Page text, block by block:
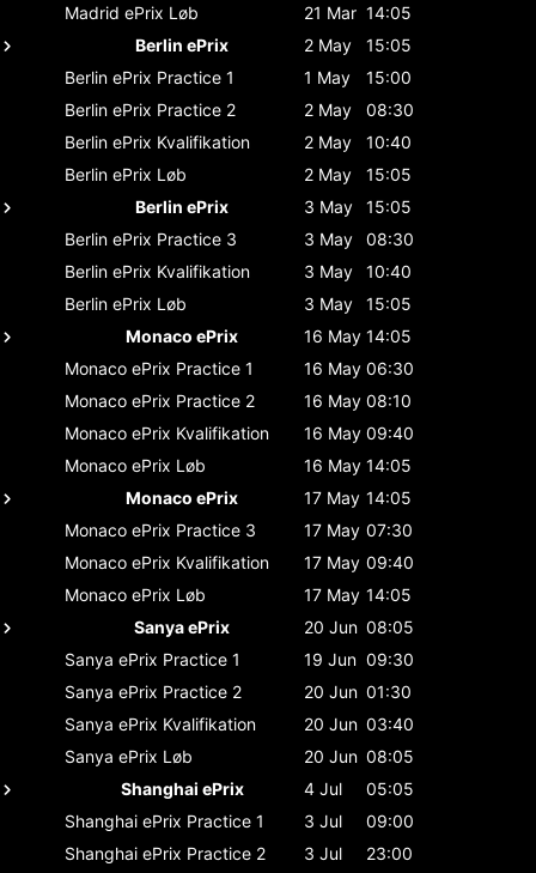
Madrid ePrix Løb 21 Mar 14:05
Berlin ePrix
2 May
15:05
Berlin ePrix Practice 1 1 May
15:00
Berlin ePrix Practice 2 2 May
08:30
Berlin ePrix Kvalifikation 2 May
10:40
Berlin ePrix Løb 2 May
15:05
Berlin ePrix
3 May
15:05
Berlin ePrix Practice 3 3 May
08:30
Berlin ePrix Kvalifikation 3 May
10:40
Berlin ePrix Løb 3 May
15:05
Monaco ePrix
16 May 14:05
Monaco ePrix Practice 1 16 May 06:30
Monaco ePrix Practice 2 16 May 08:10
Monaco ePrix Kvalifikation 16 May 09:40
Monaco ePrix Løb 16 May 14:05
Monaco ePrix
17 May 14:05
Monaco ePrix Practice 3 17 May 07:30
Monaco ePrix Kvalifikation 17 May 09:40
Monaco ePrix Løb 17 May 14:05
Sanya ePrix
20 Jun 08:05
Sanya ePrix Practice 1 19 Jun 09:30
Sanya ePrix Practice 2 20 Jun 01:30
Sanya ePrix Kvalifikation 20 Jun 03:40
Sanya ePrix Løb 20 Jun 08:05
Shanghai ePrix
4 Jul
05:05
Shanghai ePrix Practice 1 3 Jul
09:00
Shanghai ePrix Practice 2 3 Jul
23:00